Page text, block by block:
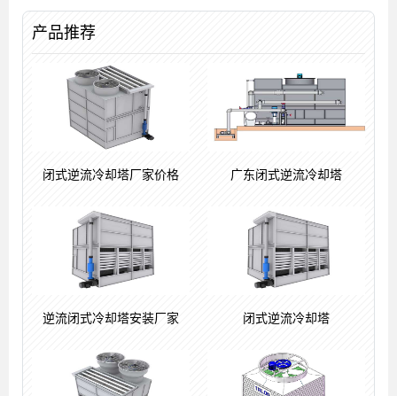
产品推荐
闭式逆流冷却塔厂家价格 广东闭式逆流冷却塔
逆流闭式冷却塔安装厂家 闭式逆流冷却塔